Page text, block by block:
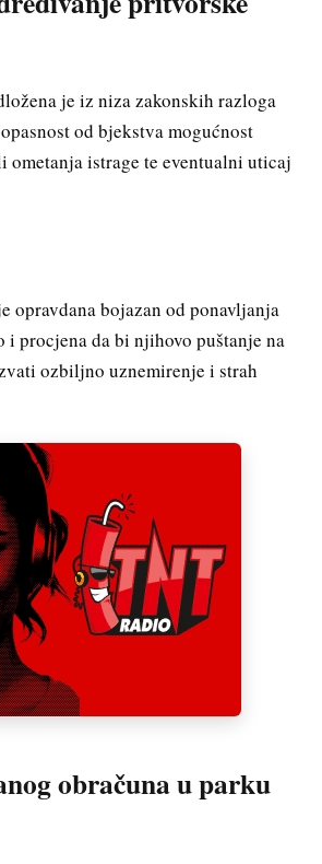
je iz niza zakonskih razloga
od bjekstva mogućnost
ometanja istrage te eventualni uticaj
opravdana bojazan od ponavljanja
procjena da bi njihovo puštanje na
ozbiljno uznemirenje i strah
obračuna u parku